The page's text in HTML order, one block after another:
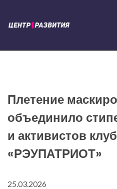
Плетение
объединило
и активистов
«РЭУПАТРИОТ»
25.03.2026